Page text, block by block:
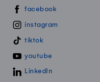
Swissmillk auf Social Media
facebook
instagram
tiktok
youtube
LinkedIn